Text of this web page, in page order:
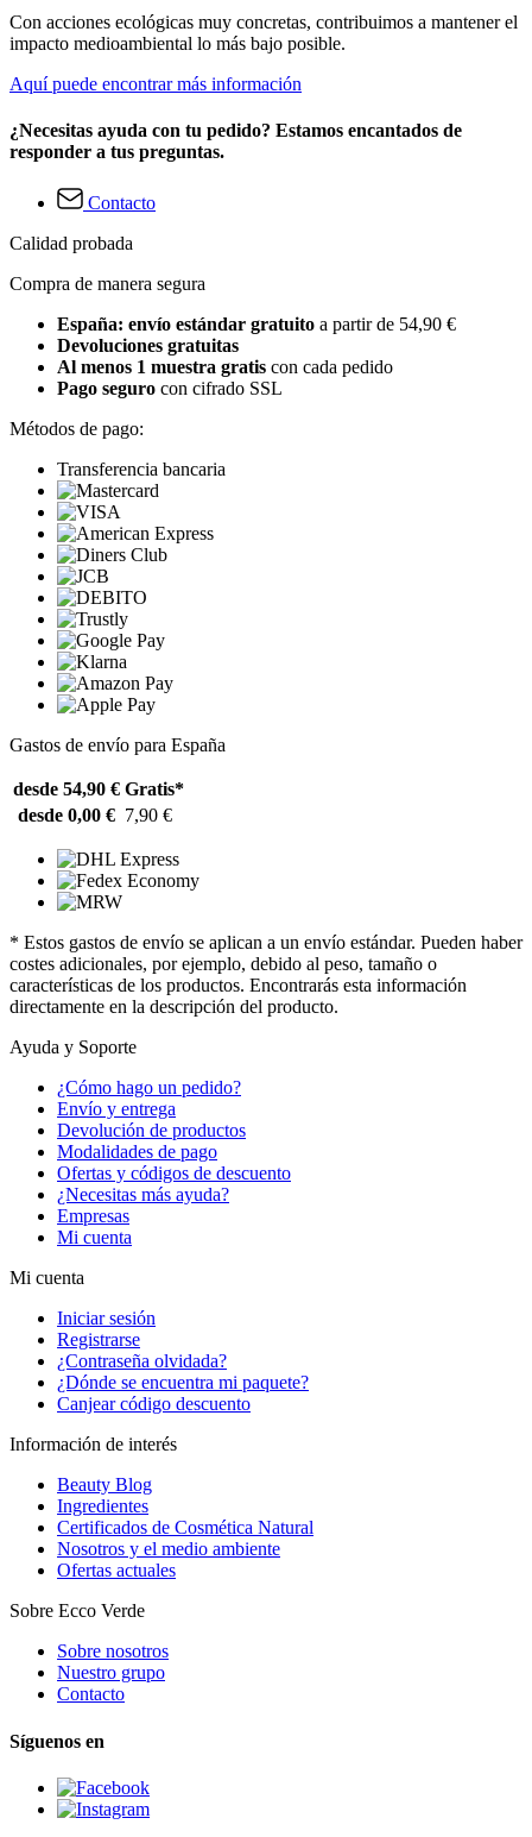
Con acciones ecológicas muy concretas, contribuimos a mantener el
impacto medioambiental lo más bajo posible.
Aquí puede encontrar más información
¿Necesitas ayuda con tu pedido? Estamos encantados de
responder a tus preguntas.
Contacto
Calidad probada
Compra de manera segura
España: envío estándar gratuito a partir de 54,90 €
Devoluciones gratuitas
Al menos 1 muestra gratis con cada pedido
Pago seguro con cifrado SSL
Métodos de pago:
Transferencia bancaria
Gastos de envío para España
desde 54,90 € Gratis*
desde 0,00 € 7,90 €
* Estos gastos de envío se aplican a un envío estándar. Pueden haber
costes adicionales, por ejemplo, debido al peso, tamaño o
características de los productos. Encontrarás esta información
directamente en la descripción del producto.
Ayuda y Soporte
¿Cómo hago un pedido?
Envío y entrega
Devolución de productos
Modalidades de pago
Ofertas y códigos de descuento
¿Necesitas más ayuda?
Empresas
Mi cuenta
Mi cuenta
Iniciar sesión
Registrarse
¿Contraseña olvidada?
¿Dónde se encuentra mi paquete?
Canjear código descuento
Información de interés
Beauty Blog
Ingredientes
Certificados de Cosmética Natural
Nosotros y el medio ambiente
Ofertas actuales
Sobre Ecco Verde
Sobre nosotros
Nuestro grupo
Contacto
Síguenos en